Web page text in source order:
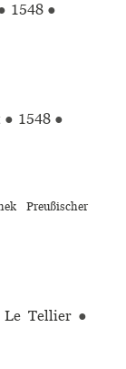
1548 ●
● 1548 ●
Preußischer
Le Tellier ●